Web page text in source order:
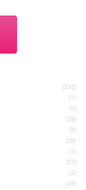
(392)
(1)
(3)
(24)
(3)
(28)
(1)
(27)
(2)
(49)